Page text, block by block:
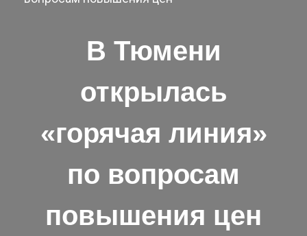
В Тюмени
открылась
«горячая линия»
по вопросам
повышения цен